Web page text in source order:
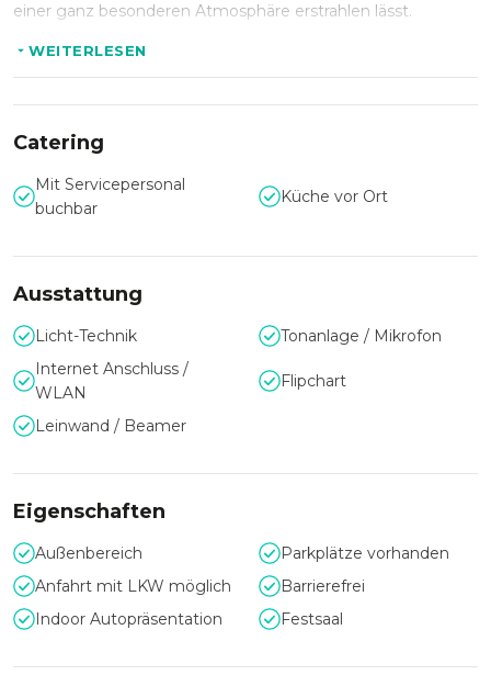
einer ganz besonderen Atmosphäre erstrahlen lässt.
Die Orangerie bietet Platz für bis zu 800 Personen und
eignet sich hervorragend für Sommerfeste, PR- &
Marketingevents sowie Firmenveranstaltungen jeglicher Art.
Begeistern Sie Ihre Gäste mit dem einzigartigen Charme
und dem prunkvollen Ambiente im Schlosspark Esterházy.
Event Locations.
ein Bild des vielfältigen Angebots:
>Schloss Esterházy
Weingut Esterházy und Kalandahaus
>Steinbruch St.Margarethen
>Schloss Lackenbach
Fotocredits: PAN.EVENT GmbH und Esterhazy Betriebe
GmbH
WEITERLESEN
Catering
Mit Servicepersonal
buchbar
Küche vor Ort
Ausstattung
Licht-Technik
Tonanlage / Mikrofon
Internet Anschluss /
WLAN
Flipchart
Leinwand / Beamer
Eigenschaften
Außenbereich
Parkplätze vorhanden
Anfahrt mit LKW möglich
Barrierefrei
Indoor Autopräsentation
Festsaal